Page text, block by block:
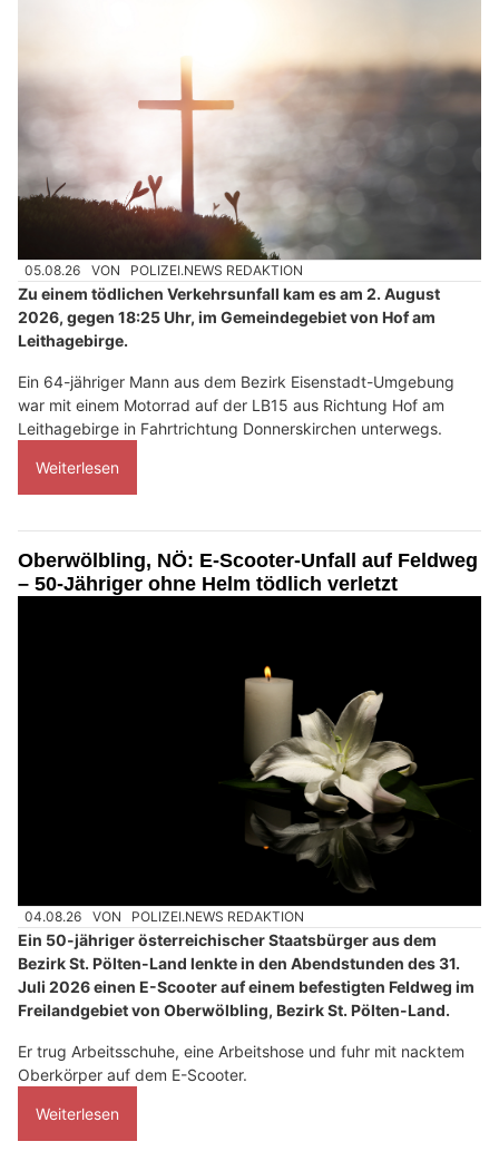
05.08.26 VON POLIZEI.NEWS REDAKTION
Zu einem tödlichen Verkehrsunfall kam es am 2. August
2026, gegen 18:25 Uhr, im Gemeindegebiet von Hof am
Leithagebirge.
Ein 64-jähriger Mann aus dem Bezirk Eisenstadt-Umgebung
war mit einem Motorrad auf der LB15 aus Richtung Hof am
Leithagebirge in Fahrtrichtung Donnerskirchen unterwegs.
Weiterlesen
Oberwölbling, NÖ: E-Scooter-Unfall auf Feldweg
– 50-Jähriger ohne Helm tödlich verletzt
04.08.26 VON POLIZEI.NEWS REDAKTION
Ein 50-jähriger österreichischer Staatsbürger aus dem
Bezirk St. Pölten-Land lenkte in den Abendstunden des 31.
Juli 2026 einen E-Scooter auf einem befestigten Feldweg im
Freilandgebiet von Oberwölbling, Bezirk St. Pölten-Land.
Er trug Arbeitsschuhe, eine Arbeitshose und fuhr mit nacktem
Oberkörper auf dem E-Scooter.
Weiterlesen